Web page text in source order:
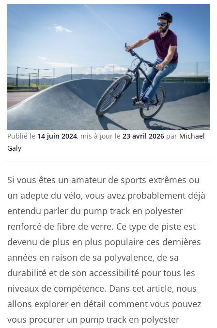
Publié le 14 juin 2024, mis à jour le 23 avril 2026 par Michaël
Galy
Si vous êtes un amateur de sports extrêmes ou
un adepte du vélo, vous avez probablement déjà
entendu parler du pump track en polyester
renforcé de fibre de verre. Ce type de piste est
devenu de plus en plus populaire ces dernières
années en raison de sa polyvalence, de sa
durabilité et de son accessibilité pour tous les
niveaux de compétence. Dans cet article, nous
allons explorer en détail comment vous pouvez
vous procurer un pump track en polyester